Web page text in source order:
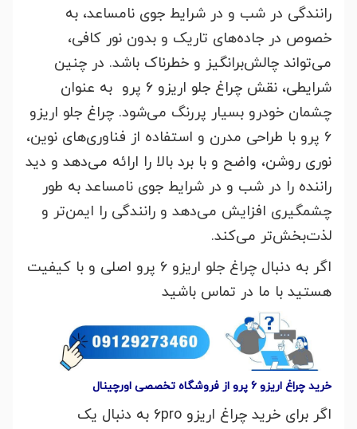
رانندگی در شب و در شرایط جوی نامساعد، به
خصوص در جاده‌های تاریک و بدون نور کافی،
می‌تواند چالش‌برانگیز و خطرناک باشد. در چنین
شرایطی، نقش چراغ جلو اریزو 6 پرو به عنوان
چشمان خودرو بسیار پررنگ می‌شود. چراغ جلو اریزو
6 پرو با طراحی مدرن و استفاده از فناوری‌های نوین،
نوری روشن، واضح و با برد بالا را ارائه می‌دهد و دید
راننده را در شب و در شرایط جوی نامساعد به طور
چشمگیری افزایش می‌دهد و رانندگی را ایمن‌تر و
لذت‌بخش‌تر می‌کند.
اگر به دنبال چراغ جلو اریزو 6 پرو اصلی و با کیفیت
هستید با ما در تماس باشید
خرید چراغ اریزو 6 پرو از فروشگاه تخصصی اورچینال
اگر برای خرید چراغ اریزو 6pro به دنبال یک